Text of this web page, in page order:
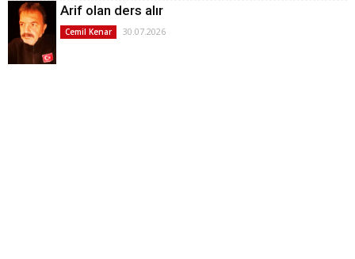
Arif olan ders alır
Cemil Kenar 30.07.2026